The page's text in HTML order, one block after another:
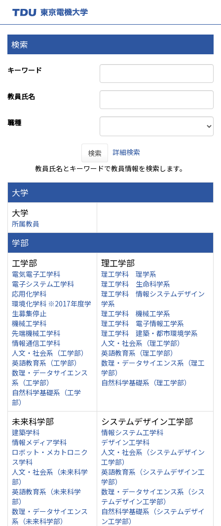
検索
キーワード
教員氏名
職種
検索
詳細検索
教員氏名とキーワードで教員情報を検索します。
大学
大学
所属教員
学部
工学部
電気電子工学科
電子システム工学科
応用化学科
環境化学科 ※2017年度学
生募集停止
機械工学科
先端機械工学科
情報通信工学科
人文・社会系（工学部）
英語教育系（工学部）
数理・データサイエンス
系（工学部）
自然科学基礎系（工学
部）
理工学部
理工学科 理学系
理工学科 生命科学系
理工学科 情報システムデザイン
学系
理工学科 機械工学系
理工学科 電子情報工学系
理工学科 建築・都市環境学系
人文・社会系（理工学部）
英語教育系（理工学部）
数理・データサイエンス系（理工
学部）
自然科学基礎系（理工学部）
未来科学部
建築学科
情報メディア学科
ロボット・メカトロニク
ス学科
人文・社会系（未来科学
部）
英語教育系（未来科学
部）
数理・データサイエンス
系（未来科学部）
システムデザイン工学部
情報システム工学科
デザイン工学科
人文・社会系（システムデザイン
工学部）
英語教育系（システムデザイン工
学部）
数理・データサイエンス系（シス
テムデザイン工学部）
自然科学基礎系（システムデザイ
ン工学部）